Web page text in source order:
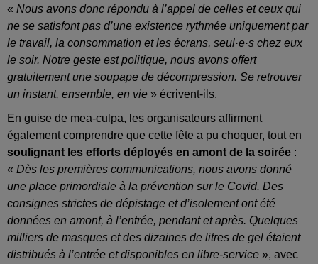
« Nous avons donc répondu à l’appel de celles et ceux qui
ne se satisfont pas d’une existence rythmée uniquement par
le travail, la consommation et les écrans, seul·e·s chez eux
le soir. Notre geste est politique, nous avons offert
gratuitement une soupape de décompression. Se retrouver
un instant, ensemble, en vie » écrivent-ils.
En guise de mea-culpa, les organisateurs affirment
également comprendre que cette fête a pu choquer, tout en
soulignant les efforts déployés en amont de la soirée :
« Dès les premières communications, nous avons donné
une place primordiale à la prévention sur le Covid. Des
consignes strictes de dépistage et d’isolement ont été
données en amont, à l’entrée, pendant et après. Quelques
milliers de masques et des dizaines de litres de gel étaient
distribués à l’entrée et disponibles en libre-service », avec